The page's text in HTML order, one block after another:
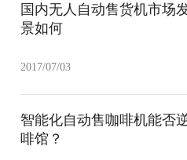
国内无人自动售货机市场
景如何
2017/07/03
智能化自动售咖啡机能否
啡馆？